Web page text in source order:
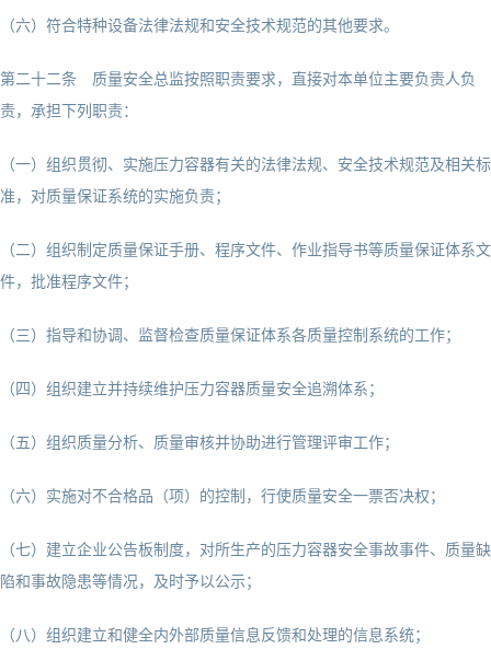
（六）符合特种设备法律法规和安全技术规范的其他要求。
第二十二条 质量安全总监按照职责要求，直接对本单位主要负责人负
责，承担下列职责：
（一）组织贯彻、实施压力容器有关的法律法规、安全技术规范及相关标
准，对质量保证系统的实施负责；
（二）组织制定质量保证手册、程序文件、作业指导书等质量保证体系文
件，批准程序文件；
（三）指导和协调、监督检查质量保证体系各质量控制系统的工作；
（四）组织建立并持续维护压力容器质量安全追溯体系；
（五）组织质量分析、质量审核并协助进行管理评审工作；
（六）实施对不合格品（项）的控制，行使质量安全一票否决权；
（七）建立企业公告板制度，对所生产的压力容器安全事故事件、质量缺
陷和事故隐患等情况，及时予以公示；
（八）组织建立和健全内外部质量信息反馈和处理的信息系统；